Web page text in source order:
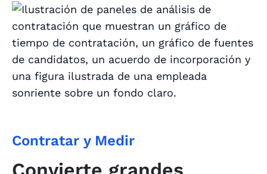
Contratar y Medir